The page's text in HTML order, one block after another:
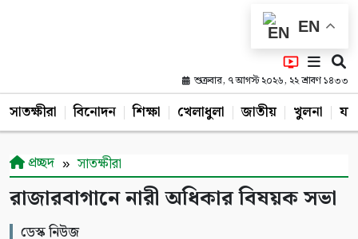
EN
শুক্রবার, ৭ আগস্ট ২০২৬, ২২ শ্রাবণ ১৪৩৩
সাতক্ষীরা বিনোদন শিক্ষা খেলাধুলা জাতীয় খুলনা
প্রচ্ছদ সাতক্ষীরা
রাজারবাগানে নারী অধিকার বিষয়ক সভা
ডেস্ক নিউজ